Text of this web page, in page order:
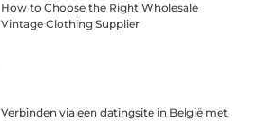
How to Choose the Right Wholesale
Vintage Clothing Supplier
Verbinden via een datingsite in België met